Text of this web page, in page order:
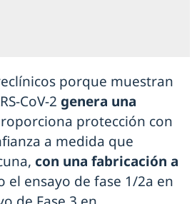
porque muestran
CoV-2 genera una
protección con
a medida que
con una fabricación a
el ensayo de fase 1/2a en